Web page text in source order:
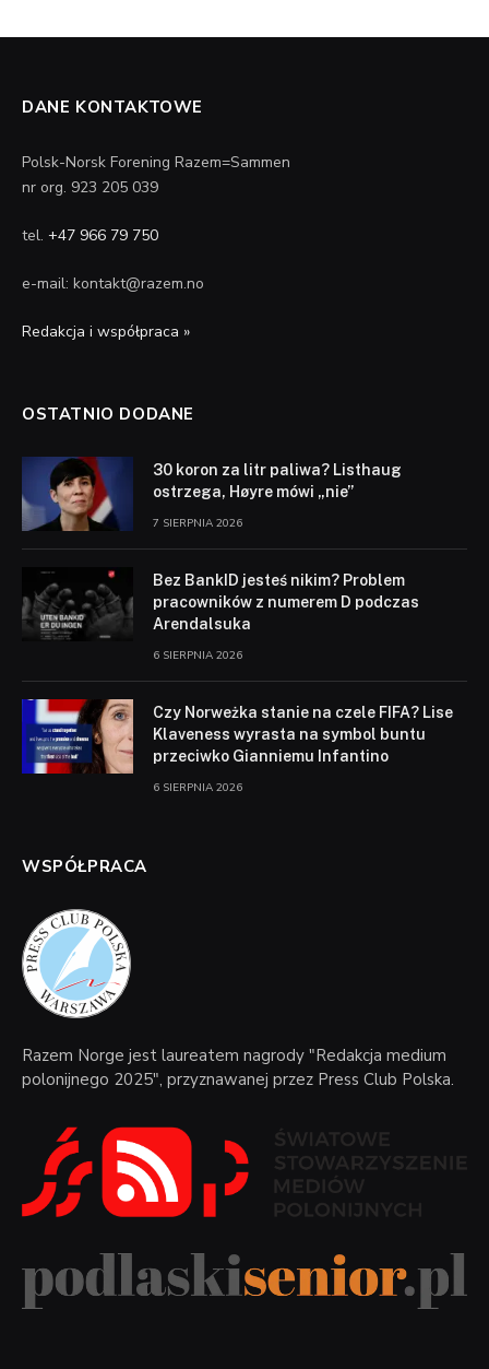
DANE KONTAKTOWE
Polsk-Norsk Forening Razem=Sammen
nr org. 923 205 039
tel. +47 966 79 750
e-mail: kontakt@razem.no
Redakcja i współpraca »
OSTATNIO DODANE
30 koron za litr paliwa? Listhaug
ostrzega, Høyre mówi „nie”
7 SIERPNIA 2026
Bez BankID jesteś nikim? Problem
pracowników z numerem D podczas
Arendalsuka
6 SIERPNIA 2026
Czy Norweżka stanie na czele FIFA? Lise
Klaveness wyrasta na symbol buntu
przeciwko Gianniemu Infantino
6 SIERPNIA 2026
WSPÓŁPRACA
Razem Norge jest laureatem nagrody "Redakcja medium
polonijnego 2025", przyznawanej przez Press Club Polska.